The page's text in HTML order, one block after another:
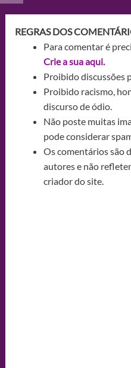
REGRAS DOS
Para comentar é
Crie a sua aqui.
Proibido discussões
Proibido racismo,
discurso de ódio.
Não poste muitas
pode considerar
Os comentários são
autores e não
criador do site.